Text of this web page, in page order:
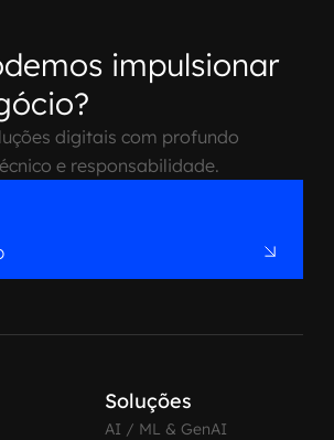
impulsionar
digitais com profundo
e responsabilidade.
Soluções
AI / ML & GenAI